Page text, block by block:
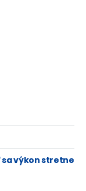
sa výkon stretne